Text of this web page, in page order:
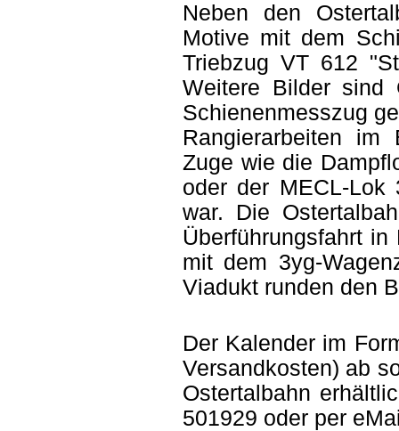
Neben den
Motive mit dem
Triebzug VT 612
Weitere Bilder sind
Schienenmesszug
Rangierarbeiten im
Zuge wie die
oder der MECL-
war. Die
Überführungsfahrt
mit dem 3yg-
Viadukt runden den
Der Kalender im
Versandkosten) ab
Ostertalbahn
501929 oder per